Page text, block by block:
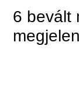
6 bevált